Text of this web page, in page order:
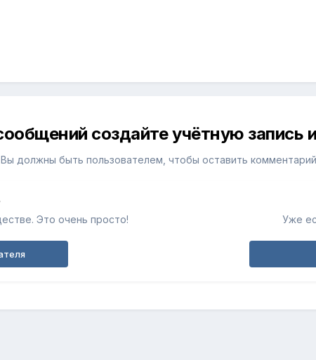
создайте учётную запись
Вы должны быть пользователем, чтобы оставить комментарий
Это очень просто! Уже